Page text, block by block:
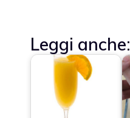
Leggi anche: